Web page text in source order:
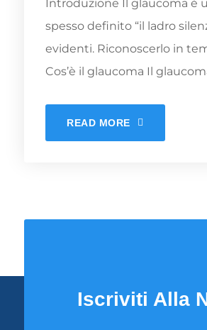
Introduzione Il glaucoma è
spesso definito “il ladro
evidenti. Riconoscerlo in
Cos’è il glaucoma Il
READ MORE
Iscriviti Alla